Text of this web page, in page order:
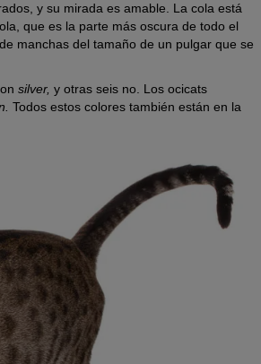
y su mirada es amable. La cola está
que es la parte más oscura de todo el
manchas del tamaño de un pulgar que se
silver, y otras seis no. Los ocicats
Todos estos colores también están en la